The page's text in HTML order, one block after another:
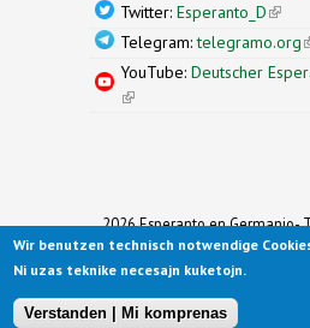
Twitter: Esperanto_D(link
Telegram:telegramo.org
YouTube: Deutscher
(link is external)
2026 Esperanto en Germanio-
Theme
Ported to Drupal for the Open
Original design by
Wir benutzen technisch notwendige
Ni uzas teknike necesajn kuketojn.
Verstanden | Mi komprenas